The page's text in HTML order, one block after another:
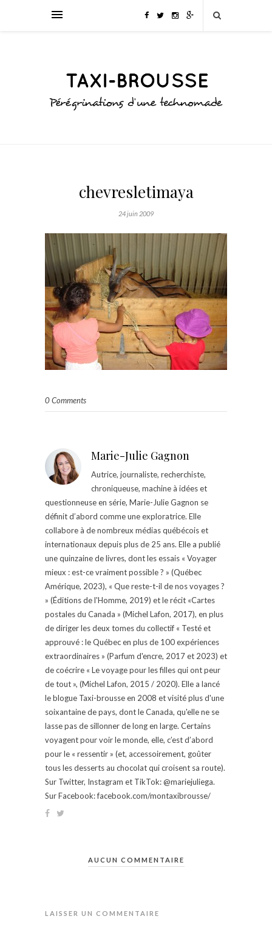
chevresletimaya
24 juin 2009
0 Comments
Marie-Julie Gagnon
Autrice, journaliste, recherchiste,
chroniqueuse, machine à idées et
questionneuse en série, Marie-Julie Gagnon se
définit d’abord comme une exploratrice. Elle
collabore à de nombreux médias québécois et
internationaux depuis plus de 25 ans. Elle a publié
une quinzaine de livres, dont les essais « Voyager
mieux : est-ce vraiment possible ? » (Québec
Amérique, 2023), « Que reste-t-il de nos voyages ?
» (Éditions de l'Homme, 2019) et le récit «Cartes
postales du Canada » (Michel Lafon, 2017), en plus
de diriger les deux tomes du collectif « Testé et
approuvé : le Québec en plus de 100 expériences
extraordinaires » (Parfum d'encre, 2017 et 2023) et
de coécrire « Le voyage pour les filles qui ont peur
de tout », (Michel Lafon, 2015 / 2020). Elle a lancé
le blogue Taxi-brousse en 2008 et visité plus d'une
soixantaine de pays, dont le Canada, qu'elle ne se
lasse pas de sillonner de long en large. Certains
voyagent pour voir le monde, elle, c’est d’abord
pour le « ressentir » (et, accessoirement, goûter
tous les desserts au chocolat qui croisent sa route).
Sur Twitter, Instagram et TikTok: @mariejuliega.
Sur Facebook: facebook.com/montaxibrousse/
AUCUN COMMENTAIRE
LAISSER UN COMMENTAIRE